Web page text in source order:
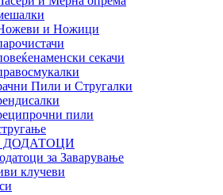
и Ножици
секачи
Пили и Стругалки
пили
ДОДАТОЦИ
за Заварување
клучеви